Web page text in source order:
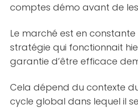
comptes démo avant de
Le marché est en
stratégie qui fonctionnait
garantie d’être efficace
Cela dépend du contexte
cycle global dans lequel il